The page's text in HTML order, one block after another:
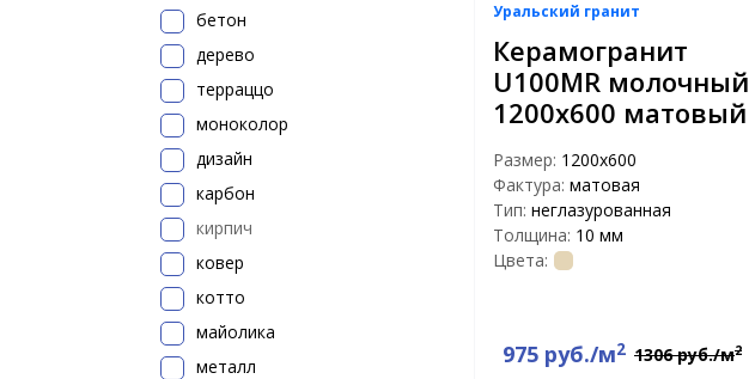
бетон
дерево
терраццо
моноколор
дизайн
карбон
кирпич
ковер
котто
майолика
металл
Уральский гранит
Керамогранит
U100MR молочный
1200х600 матовый
Размер: 1200х600
Фактура: матовая
Тип: неглазурованная
Толщина: 10 мм
Цвета:
975 руб./м2 1306 руб./м2